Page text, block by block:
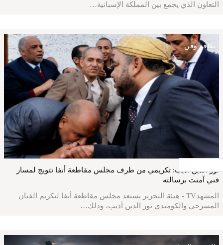
التعاون الذي يجمع بين المملكة الإسبانية…
ثقافة وفن
نور الدين أديب: تكريمي من طرف مجلس مقاطعة أنفا تتويج لمسار
فني آمنت برسالته
المشهدTV - هيئة التحرير يستعد مجلس مقاطعة أنفا لتكريم الفنان
المسرحي والكوميدي نور الدين أديب، وذلك…